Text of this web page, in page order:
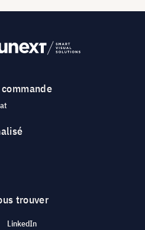
trouver
LinkedIn